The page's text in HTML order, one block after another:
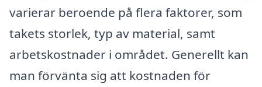
varierar beroende på flera faktorer, som
takets storlek, typ av material, samt
arbetskostnader i området. Generellt kan
man förvänta sig att kostnaden för